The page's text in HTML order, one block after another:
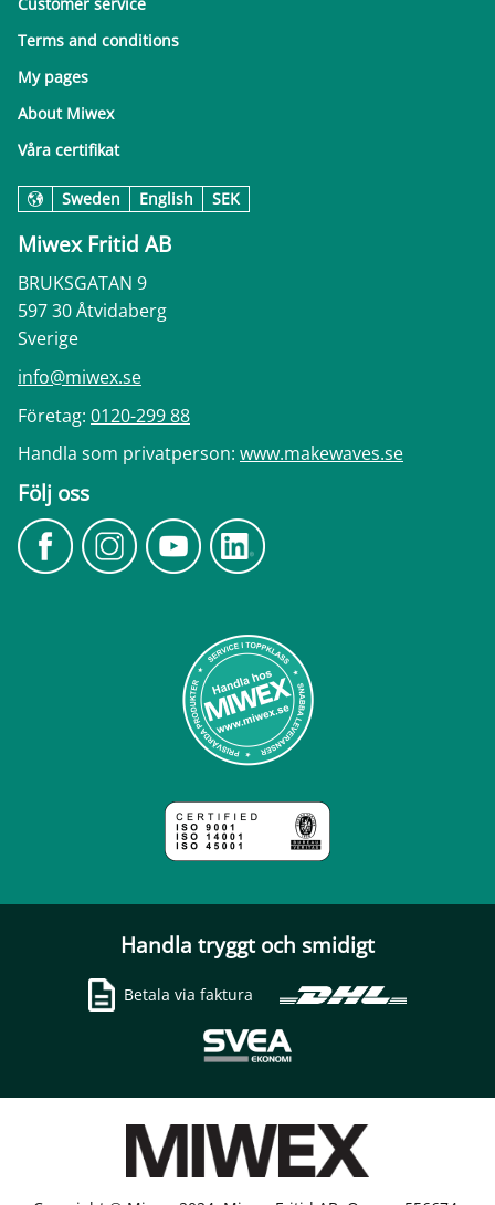
Terms and conditions
My pages
About Miwex
Våra certifikat
Sweden English SEK
Miwex Fritid AB
BRUKSGATAN 9
597 30 Åtvidaberg
Sverige
info@miwex.se
Företag: 0120-299 88
Handla som privatperson: www.makewaves.se
Följ oss
Handla tryggt och smidigt
Betala via faktura